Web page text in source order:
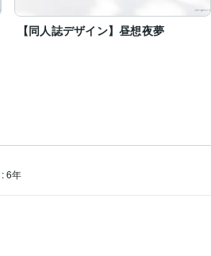
【同人誌デザイン】昼想夜夢
:6年